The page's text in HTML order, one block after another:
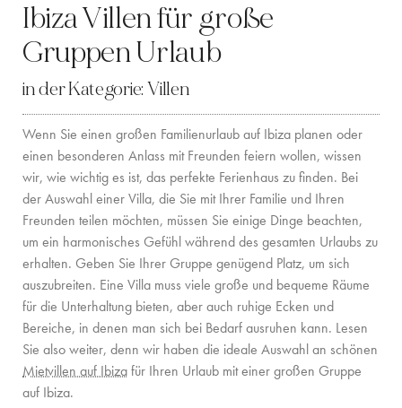
WESTKÜSTE
SANTA GERTRUDIS
SANTA EULALIA
IBIZA-STADT
INSPIRATION
AUTOVERMIETUNG
BOOTCHARTER-FLOTTE
PRIVATE CHEF AND BAR SERVICES
FAMILIENERLEBNISSE
Ibiza Villen für große
Gruppen Urlaub
in der Kategorie:Villen
Wenn Sie einen großen Familienurlaub auf Ibiza planen oder
einen besonderen Anlass mit Freunden feiern wollen, wissen
wir, wie wichtig es ist, das perfekte Ferienhaus zu finden. Bei
der Auswahl einer Villa, die Sie mit Ihrer Familie und Ihren
Freunden teilen möchten, müssen Sie einige Dinge beachten,
um ein harmonisches Gefühl während des gesamten Urlaubs zu
erhalten. Geben Sie Ihrer Gruppe genügend Platz, um sich
auszubreiten. Eine Villa muss viele große und bequeme Räume
für die Unterhaltung bieten, aber auch ruhige Ecken und
Bereiche, in denen man sich bei Bedarf ausruhen kann. Lesen
Sie also weiter, denn wir haben die ideale Auswahl an schönen
Mietvillen auf Ibizafür Ihren Urlaub mit einer großen Gruppe
auf Ibiza.